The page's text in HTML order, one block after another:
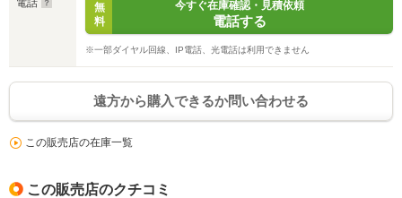
電話
無
料
今すぐ在庫確認・見積依頼
電話する
※一部ダイヤル回線、IP電話、光電話は利用できません
遠方から購入できるか問い合わせる
この販売店の在庫一覧
この販売店のクチコミ
※次回問い合わせをする際に自動入力されます
※保存された情報は90日で破棄されます
いいえ はい